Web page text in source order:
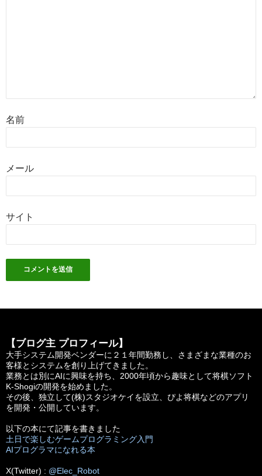
名前
メール
サイト
【ブログ主 プロフィール】
大手システム開発ベンダーに２１年間勤務し、さまざまな業種のお
客様とシステムを創り上げてきました。
業務とは別にAIに興味を持ち、2000年頃から趣味として将棋ソフト
K-Shogiの開発を始めました。
その後、独立して(株)スタジオケイを設立、ぴよ将棋などのアプリ
を開発・公開しています。
以下の本にて記事を書きました
土日で楽しむゲームプログラミング入門
AIプログラマになれる本
X(Twitter) : @Elec_Robot